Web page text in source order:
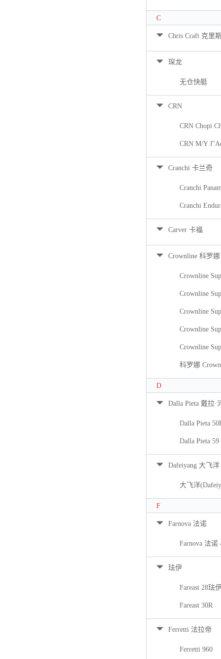
C
Chris Craft 克里
琛龙
无仓快艇
CRN
CRN Chopi
CRN M/Y
Cranchi 卡兰奇
Cranchi
Cranchi
Carver 卡福
Crownline 科罗娜
Crownline
Crownline
Crownline
Crownline
Crownline
科罗娜
D
Dalla Pieta 戴拉·
Dalla Pieta
Dalla Pieta 59
Dafeiyang 大飞洋
大飞洋
F
Farnova 法诺
Farnova 法诺
珐伊
Fareast 28珐
Fareast 30R
Ferretti 法拉帝
Ferretti 960